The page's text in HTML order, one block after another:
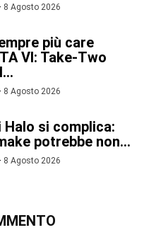
8 Agosto 2026
più care
VI: Take-Two
8 Agosto 2026
si complica:
potrebbe non...
8 Agosto 2026